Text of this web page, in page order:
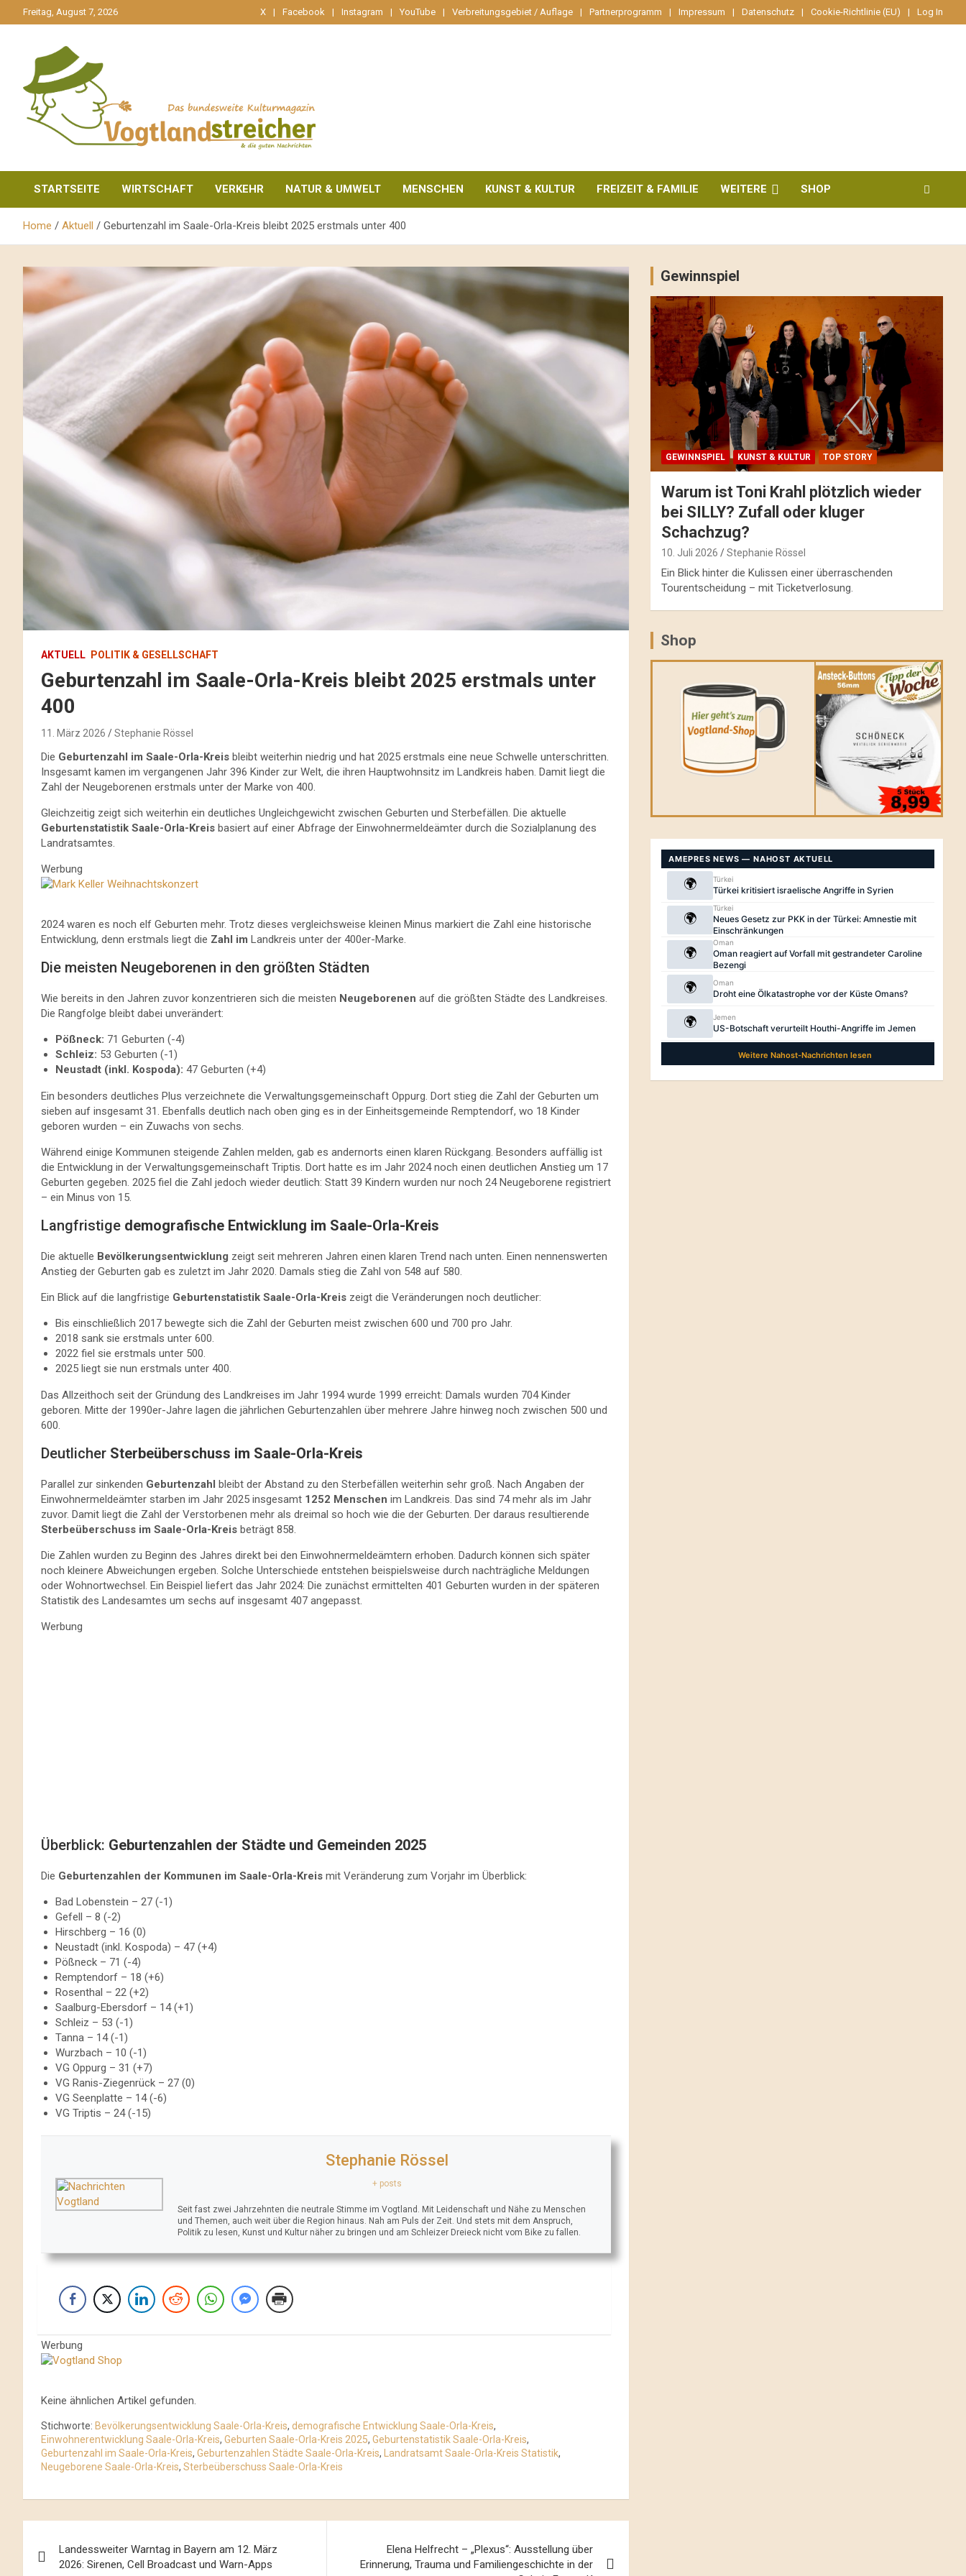
zum
Freitag, August 7, 2026 X Facebook Instagram YouTube Verbreitungsgebiet / Auflage Partnerprogramm Impressum Datenschutz Cookie-Richtlinie (EU) Log In
Vogtlandstreicher
STARTSEITE WIRTSCHAFT VERKEHR NATUR & UMWELT MENSCHEN KUNST & KULTUR FREIZEIT & FAMILIE WEITERE SHOP
Home Aktuell Geburtenzahl im Saale-Orla-Kreis bleibt 2025 erstmals unter 400
AKTUELL POLITIK & GESELLSCHAFT
Geburtenzahl im Saale-Orla-Kreis bleibt 2025 erstmals unter
400
11. März 2026 Stephanie Rössel
Die Geburtenzahl im Saale-Orla-Kreis bleibt weiterhin niedrig und hat 2025 erstmals eine neue Schwelle unterschritten.
Insgesamt kamen im vergangenen Jahr 396 Kinder zur Welt, die ihren Hauptwohnsitz im Landkreis haben. Damit liegt die
Zahl der Neugeborenen erstmals unter der Marke von 400.
Gleichzeitig zeigt sich weiterhin ein deutliches Ungleichgewicht zwischen Geburten und Sterbefällen. Die aktuelle
Geburtenstatistik Saale-Orla-Kreis basiert auf einer Abfrage der Einwohnermeldeämter durch die Sozialplanung des
Landratsamtes.
Werbung
2024 waren es noch elf Geburten mehr. Trotz dieses vergleichsweise kleinen Minus markiert die Zahl eine historische
Entwicklung, denn erstmals liegt die Zahl im Landkreis unter der 400er-Marke.
Die meisten Neugeborenen in den größten Städten
Wie bereits in den Jahren zuvor konzentrieren sich die meisten Neugeborenen auf die größten Städte des Landkreises.
Die Rangfolge bleibt dabei unverändert:
Pößneck: 71 Geburten (-4)
Schleiz: 53 Geburten (-1)
Neustadt (inkl. Kospoda): 47 Geburten (+4)
Ein besonders deutliches Plus verzeichnete die Verwaltungsgemeinschaft Oppurg. Dort stieg die Zahl der Geburten um
sieben auf insgesamt 31. Ebenfalls deutlich nach oben ging es in der Einheitsgemeinde Remptendorf, wo 18 Kinder
geboren wurden – ein Zuwachs von sechs.
Während einige Kommunen steigende Zahlen melden, gab es andernorts einen klaren Rückgang. Besonders auffällig ist
die Entwicklung in der Verwaltungsgemeinschaft Triptis. Dort hatte es im Jahr 2024 noch einen deutlichen Anstieg um 17
Geburten gegeben. 2025 fiel die Zahl jedoch wieder deutlich: Statt 39 Kindern wurden nur noch 24 Neugeborene registriert
– ein Minus von 15.
Langfristige demografische Entwicklung im Saale-Orla-Kreis
Die aktuelle Bevölkerungsentwicklung zeigt seit mehreren Jahren einen klaren Trend nach unten. Einen nennenswerten
Anstieg der Geburten gab es zuletzt im Jahr 2020. Damals stieg die Zahl von 548 auf 580.
Ein Blick auf die langfristige Geburtenstatistik Saale-Orla-Kreis zeigt die Veränderungen noch deutlicher:
Bis einschließlich 2017 bewegte sich die Zahl der Geburten meist zwischen 600 und 700 pro Jahr.
2018 sank sie erstmals unter 600.
2022 fiel sie erstmals unter 500.
2025 liegt sie nun erstmals unter 400.
Das Allzeithoch seit der Gründung des Landkreises im Jahr 1994 wurde 1999 erreicht: Damals wurden 704 Kinder
geboren. Mitte der 1990er-Jahre lagen die jährlichen Geburtenzahlen über mehrere Jahre hinweg noch zwischen 500 und
600.
Deutlicher Sterbeüberschuss im Saale-Orla-Kreis
Parallel zur sinkenden Geburtenzahl bleibt der Abstand zu den Sterbefällen weiterhin sehr groß. Nach Angaben der
Einwohnermeldeämter starben im Jahr 2025 insgesamt 1252 Menschen im Landkreis. Das sind 74 mehr als im Jahr
zuvor. Damit liegt die Zahl der Verstorbenen mehr als dreimal so hoch wie die der Geburten. Der daraus resultierende
Sterbeüberschuss im Saale-Orla-Kreis beträgt 858.
Die Zahlen wurden zu Beginn des Jahres direkt bei den Einwohnermeldeämtern erhoben. Dadurch können sich später
noch kleinere Abweichungen ergeben. Solche Unterschiede entstehen beispielsweise durch nachträgliche Meldungen
oder Wohnortwechsel. Ein Beispiel liefert das Jahr 2024: Die zunächst ermittelten 401 Geburten wurden in der späteren
Statistik des Landesamtes um sechs auf insgesamt 407 angepasst.
Werbung
Überblick: Geburtenzahlen der Städte und Gemeinden 2025
Die Geburtenzahlen der Kommunen im Saale-Orla-Kreis mit Veränderung zum Vorjahr im Überblick:
Bad Lobenstein – 27 (-1)
Gefell – 8 (-2)
Hirschberg – 16 (0)
Neustadt (inkl. Kospoda) – 47 (+4)
Pößneck – 71 (-4)
Remptendorf – 18 (+6)
Rosenthal – 22 (+2)
Saalburg-Ebersdorf – 14 (+1)
Schleiz – 53 (-1)
Tanna – 14 (-1)
Wurzbach – 10 (-1)
VG Oppurg – 31 (+7)
VG Ranis-Ziegenrück – 27 (0)
VG Seenplatte – 14 (-6)
VG Triptis – 24 (-15)
Stephanie Rössel
+ posts
Seit fast zwei Jahrzehnten die neutrale Stimme im Vogtland. Mit Leidenschaft und Nähe zu Menschen
und Themen, auch weit über die Region hinaus. Nah am Puls der Zeit. Und stets mit dem Anspruch,
Politik zu lesen, Kunst und Kultur näher zu bringen und am Schleizer Dreieck nicht vom Bike zu fallen.
Werbung
Keine ähnlichen Artikel gefunden.
Stichworte: Bevölkerungsentwicklung Saale-Orla-Kreis, demografische Entwicklung Saale-Orla-Kreis,
Einwohnerentwicklung Saale-Orla-Kreis, Geburten Saale-Orla-Kreis 2025, Geburtenstatistik Saale-Orla-Kreis,
Geburtenzahl im Saale-Orla-Kreis, Geburtenzahlen Städte Saale-Orla-Kreis, Landratsamt Saale-Orla-Kreis Statistik,
Neugeborene Saale-Orla-Kreis, Sterbeüberschuss Saale-Orla-Kreis
Navigation
Landessweiter Warntag in Bayern am 12. März
2026: Sirenen, Cell Broadcast und Warn-Apps
Elena Helfrecht – „Plexus“: Ausstellung über
Erinnerung, Trauma und Familiengeschichte in der
Gewinnspiel
GEWINNSPIEL KUNST & KULTUR TOP STORY
Warum ist Toni Krahl plötzlich wieder
bei SILLY? Zufall oder kluger
Schachzug?
10. Juli 2026 Stephanie Rössel
Ein Blick hinter die Kulissen einer überraschenden
Tourentscheidung – mit Ticketverlosung.
Shop